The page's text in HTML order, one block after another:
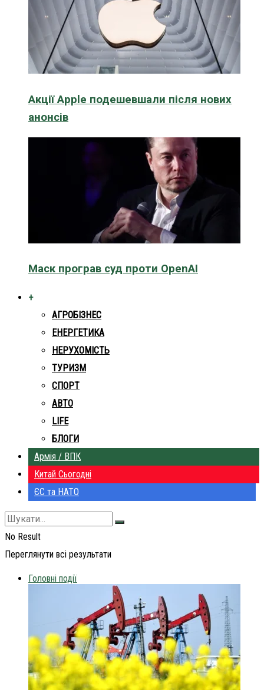
Акції Apple подешевшали після нових
анонсів
Маск програв суд проти OpenAI
+
АГРОБІЗНЕС
ЕНЕРГЕТИКА
НЕРУХОМІСТЬ
ТУРИЗМ
СПОРТ
АВТО
LIFE
БЛОГИ
Армія / ВПК
Китай Сьогодні
ЄС та НАТО
No Result
Переглянути всі результати
Головні події